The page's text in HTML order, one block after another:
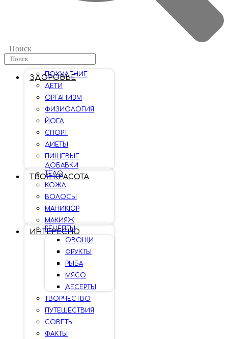
Поиск
ЗДОРОВЬЕ
ПОХУДЕНИЕ
ДЕТИ
ОРГАНИЗМ
ФИЗИОЛОГИЯ
ЙОГА
СПОРТ
ДИЕТЫ
ПИЩЕВЫЕ
ДОБАВКИ
ТВОЯ КРАСОТА
ТЕЛО
КОЖА
ВОЛОСЫ
МАНИКЮР
МАКИЯЖ
ИНТЕРЕСНО
РЕЦЕПТЫ
ОВОЩИ
ФРУКТЫ
РЫБА
МЯСО
ДЕСЕРТЫ
ТВОРЧЕСТВО
ПУТЕШЕСТВИЯ
СОВЕТЫ
ФАКТЫ